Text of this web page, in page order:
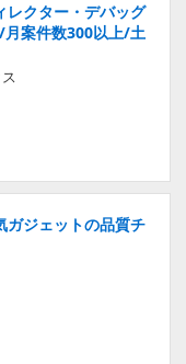
レクター・デバッグ
案件数300以上/土
ガジェットの品質チ